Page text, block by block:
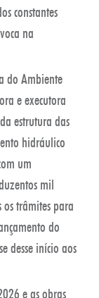
constantes
na
do Ambiente
e executora
estrutura das
hidráulico
um
mil
trâmites para
do
desse início aos
e as obras